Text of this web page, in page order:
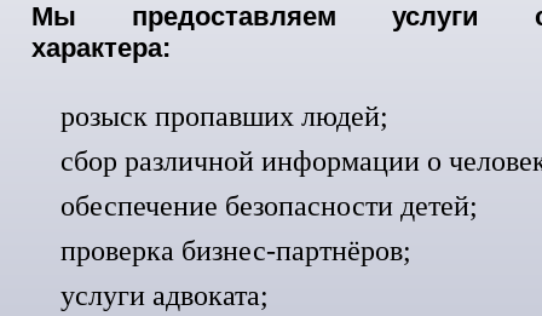
Мы предоставляем услуги
характера:
розыск пропавших людей;
сбор различной информации о
обеспечение безопасности детей;
проверка бизнес-партнёров;
услуги адвоката;